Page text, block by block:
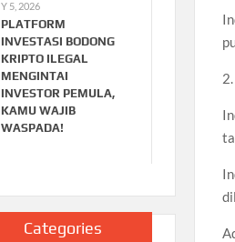
2.
Y 5, 2026
PLATFORM
INVESTASI BODONG
KRIPTO ILEGAL
MENGINTAI
INVESTOR PEMULA,
KAMU WAJIB
WASPADA!
Categories